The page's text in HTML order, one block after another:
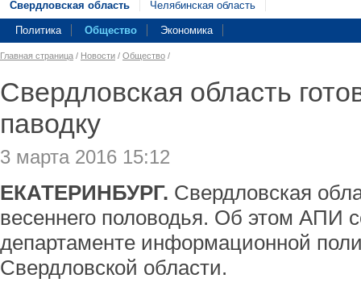
Свердловская область Челябинская область
Политика Общество Экономика
Главная страница / Новости / Общество /
Свердловская область
паводку
3 марта 2016 15:12
ЕКАТЕРИНБУРГ. Свердловская
весеннего половодья. Об этом АПИ
департаменте информационной
Свердловской области.